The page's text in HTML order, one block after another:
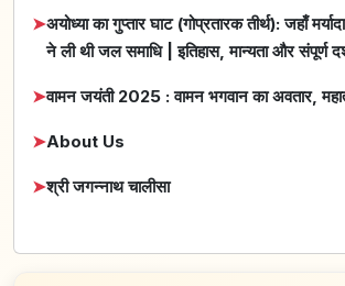
➤अयोध्या का गुप्तार घाट (गोप्रतारक तीर्थ): जहाँ
ने ली थी जल समाधि | इतिहास, मान्यता और संपूर्ण
➤वामन जयंती 2025 : वामन भगवान का अवतार,
➤About Us
➤श्री जगन्नाथ चालीसा